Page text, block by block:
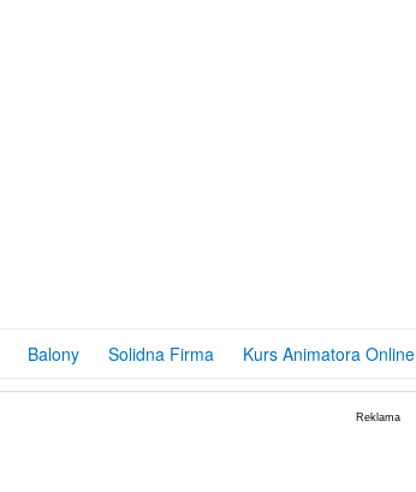
Balony Solidna Firma Kurs Animatora Online